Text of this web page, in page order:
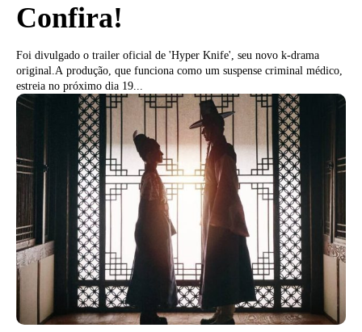
Confira!
Foi divulgado o trailer oficial de 'Hyper Knife', seu novo k-drama
original.A produção, que funciona como um suspense criminal médico,
estreia no próximo dia 19...